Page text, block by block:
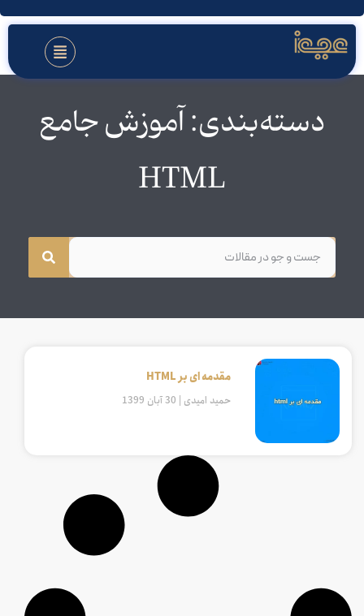
دسته‌بندی: آموزش جامع
HTML
مقدمه ای بر HTML
حمید امیدی